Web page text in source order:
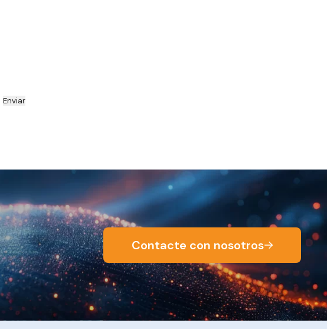
Contacte con nosotros